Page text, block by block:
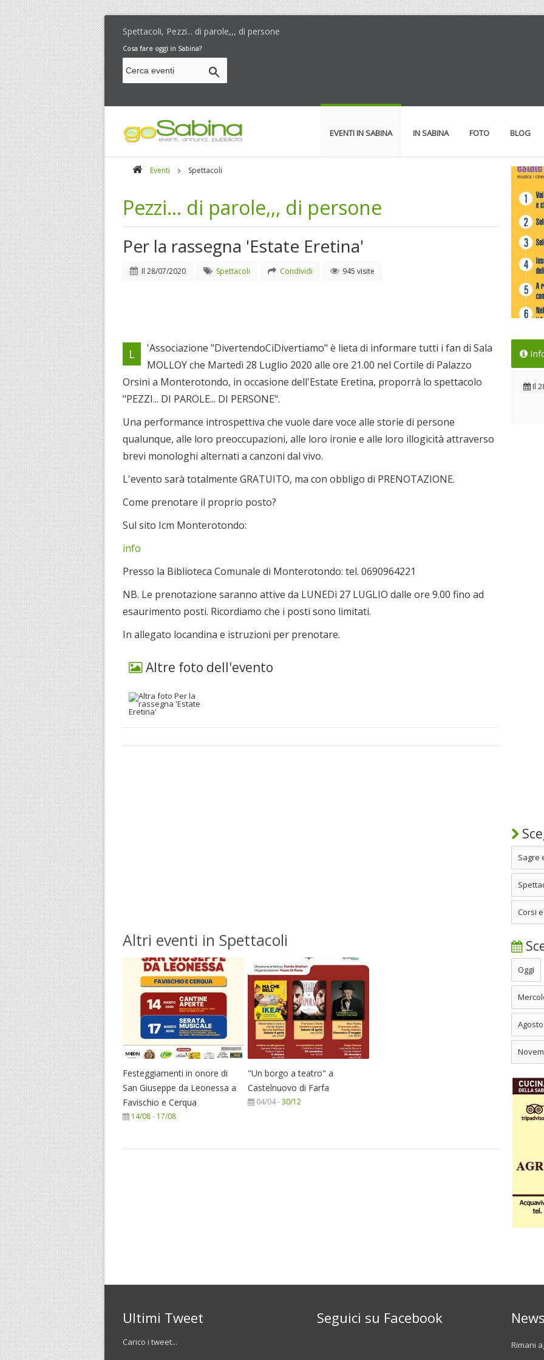
Spettacoli, Pezzi... di parole,,, di persone
Cosa fare oggi in Sabina?
EVENTI IN SABINA IN SABINA FOTO BLOG
Eventi Spettacoli
Pezzi... di parole,,, di persone
Per la rassegna 'Estate Eretina'
Il 28/07/2020 Spettacoli Condividi 945 visite
Il
L
'Associazione "DivertendoCiDivertiamo" è lieta di informare tutti i fan di Sala
MOLLOY che Martedì 28 Luglio 2020 alle ore 21.00 nel Cortile di Palazzo
Orsini a Monterotondo, in occasione dell'Estate Eretina, proporrà lo spettacolo
"PEZZI... DI PAROLE... DI PERSONE".
Una performance introspettiva che vuole dare voce alle storie di persone
qualunque, alle loro preoccupazioni, alle loro ironie e alle loro illogicità attraverso
brevi monologhi alternati a canzoni dal vivo.
L'evento sarà totalmente GRATUITO, ma con obbligo di PRENOTAZIONE.
Come prenotare il proprio posto?
Sul sito Icm Monterotondo:
info
Presso la Biblioteca Comunale di Monterotondo: tel. 0690964221
NB. Le prenotazione saranno attive da LUNEDì 27 LUGLIO dalle ore 9.00 fino ad
esaurimento posti. Ricordiamo che i posti sono limitati.
In allegato locandina e istruzioni per prenotare.
Altre foto dell'evento
Altri eventi in Spettacoli
Festeggiamenti in onore di
San Giuseppe da Leonessa a
Favischio e Cerqua
14/08- 17/08
"Un borgo a teatro" a
Castelnuovo di Farfa
04/04 -30/12
Il
Sagre
Corsi
Oggi
Agosto
Ultimi Tweet
Carico i tweet...
Seguici su Facebook
Rimani